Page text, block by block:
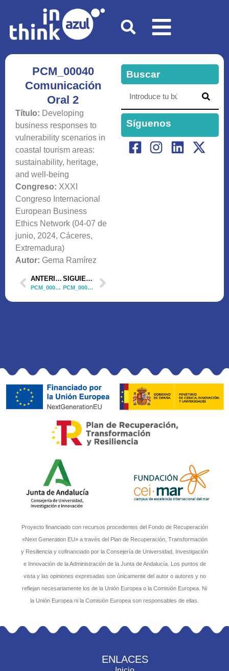
PCM_00040
Comunicación
Oral 2
Título: Developing
business responses to
vulnerability scenarios in
coastal tourism areas:
sustainability, heritage,
and well-being
Congreso: XXXI
Congreso Internacional
European Business
Ethics Network (04-07 de
junio, 2024, Cáceres,
Extremadura)
Autor: Gema Ramírez
ANTERIOR
PCM_00040 Comunicación Oral 1
SIGUIENTE
PCM_00040 Comunicación Oral 3
Buscar
Síguenos
Proyecto financiado con recursos procedentes del Fondo de Recuperación
«Next Generation EU» a través del Plan de Recuperación, Transformación
y Resiliencia y cofinanciado por la Consejería de Universidad, Investigación
e Innovación de la Administración de la Junta de Andalucía. Los puntos de
vista y las opiniones expresadas son únicamente del autor o autores y no
reflejan necesariamente los de la Unión Europea o la Comisión Europea. Ni
la Unión Europea ni la Comisión Europea son responsables de ellas.
ENLACES